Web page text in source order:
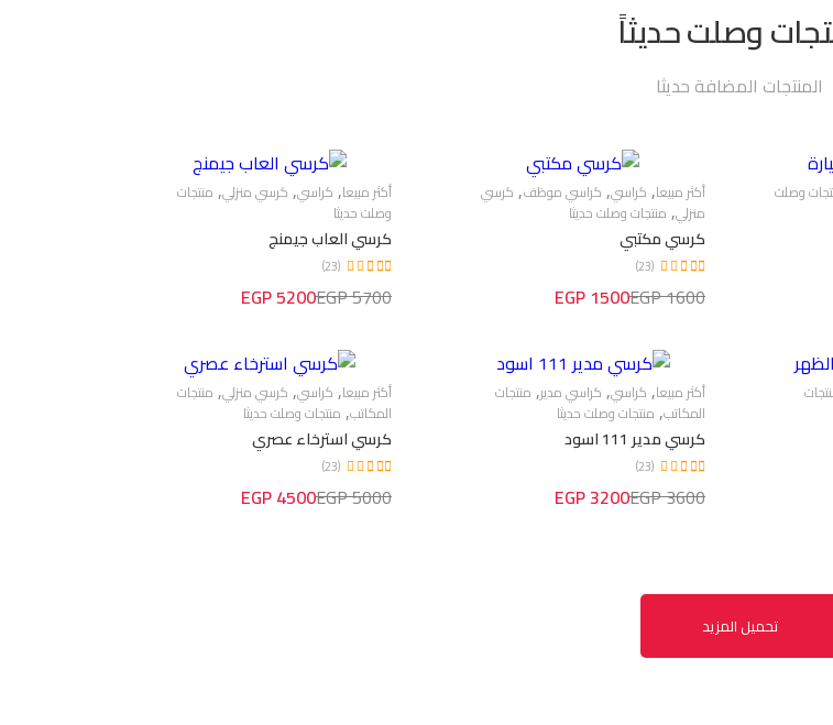
وصلت حديثاً
المنتجات المضافة حديثا
وصلت
أكثر مبيعا, كراسي, كراسي موظف, كرسي
منزلي, منتجات وصلت حديثا
كرسي مكتبي
(23)
1600 EGP
1500 EGP
أكثر مبيعا, كراسي, كرسي منزلي, منتجات
وصلت حديثا
كرسي العاب جيمنج
(23)
5700 EGP
5200 EGP
أكثر مبيعا, كراسي, كراسي مدير, منتجات
المكاتب, منتجات وصلت حديثا
كرسي مدير 111 اسود
(23)
3600 EGP
3200 EGP
أكثر مبيعا, كراسي, كرسي منزلي, منتجات
المكاتب, منتجات وصلت حديثا
كرسي استرخاء عصري
(23)
5000 EGP
4500 EGP
تحميل المزيد
الاشتراك في النشرة الإخبارية
اشترك في رسائل البريد الإلكتروني للحصول على معلومات حول
المنتجات الجديدة والمبيعات الخاصة والمزيد.
من خلال التسجيل، فإنك توافق على تلقي عروض مول ستايل والعروض الترويجية
والرسائل التجارية الأخرى. يمكنك إلغاء الاشتراك في أي وقت.